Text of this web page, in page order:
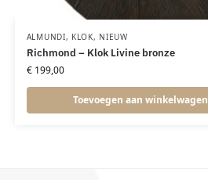
ALMUNDI, KLOK, NIEUW
Richmond – Klok Livine bronze
€199,00
Toevoegen aan winkelwagen